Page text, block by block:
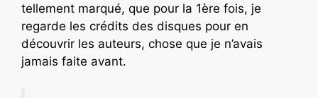
tellement marqué, que pour la 1ère fois, je
regarde les crédits des disques pour en
découvrir les auteurs, chose que je n’avais
jamais faite avant.